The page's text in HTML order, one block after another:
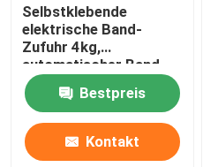
Selbstklebende
elektrische Band-
Zufuhr 4kg,
automatischer Band-
Schneider Soems
Bestpreis
Kontakt